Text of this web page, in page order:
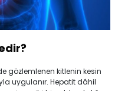
gözlemlenen kitlenin kesin
uygulanır. Hepatit dâhil